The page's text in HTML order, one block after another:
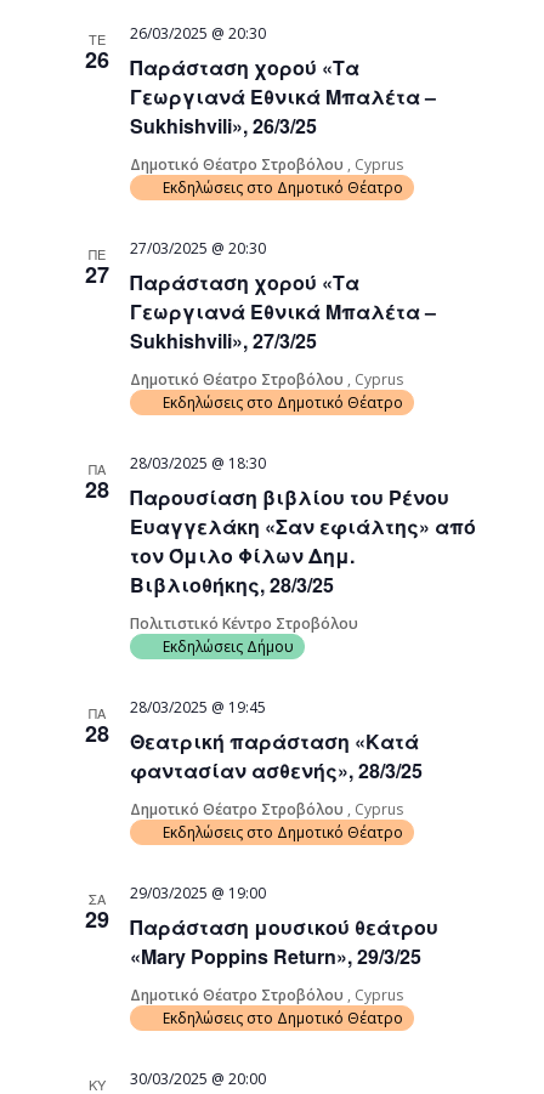
ΤΕ
26
Παράσταση χορού «Τα
Γεωργιανά Εθνικά Μπαλέτα –
Sukhishvili», 26/3/25
26/03/2025 @ 20:30
Δημοτικό Θέατρο Στροβόλου , Cyprus
Εκδηλώσεις στο Δημοτικό Θέατρο
ΠΕ
27
Παράσταση χορού «Τα
Γεωργιανά Εθνικά Μπαλέτα –
Sukhishvili», 27/3/25
27/03/2025 @ 20:30
Δημοτικό Θέατρο Στροβόλου , Cyprus
Εκδηλώσεις στο Δημοτικό Θέατρο
ΠΑ
28
Παρουσίαση βιβλίου του Ρένου
Ευαγγελάκη «Σαν εφιάλτης» από
τον Όμιλο Φίλων Δημ.
Βιβλιοθήκης, 28/3/25
28/03/2025 @ 18:30
Πολιτιστικό Κέντρο Στροβόλου
Εκδηλώσεις Δήμου
ΠΑ
28
Θεατρική παράσταση «Κατά
φαντασίαν ασθενής», 28/3/25
28/03/2025 @ 19:45
Δημοτικό Θέατρο Στροβόλου , Cyprus
Εκδηλώσεις στο Δημοτικό Θέατρο
ΣΑ
29
Παράσταση μουσικού θεάτρου
«Mary Poppins Return», 29/3/25
29/03/2025 @ 19:00
Δημοτικό Θέατρο Στροβόλου , Cyprus
Εκδηλώσεις στο Δημοτικό Θέατρο
ΚΥ 30/03/2025 @ 20:00